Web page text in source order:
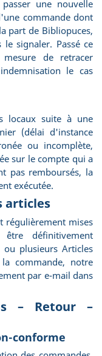
une nouvelle
commande dont
part de Bibliopuces,
signaler. Passé ce
de retracer
le cas
locaux suite à une
(délai d'instance
ou incomplète,
sur le compte qui a
pas remboursés, la
exécutée.
articles
régulièrement mises
définitivement
ou plusieurs Articles
commande, notre
par e-mail dans
– Retour –
conforme